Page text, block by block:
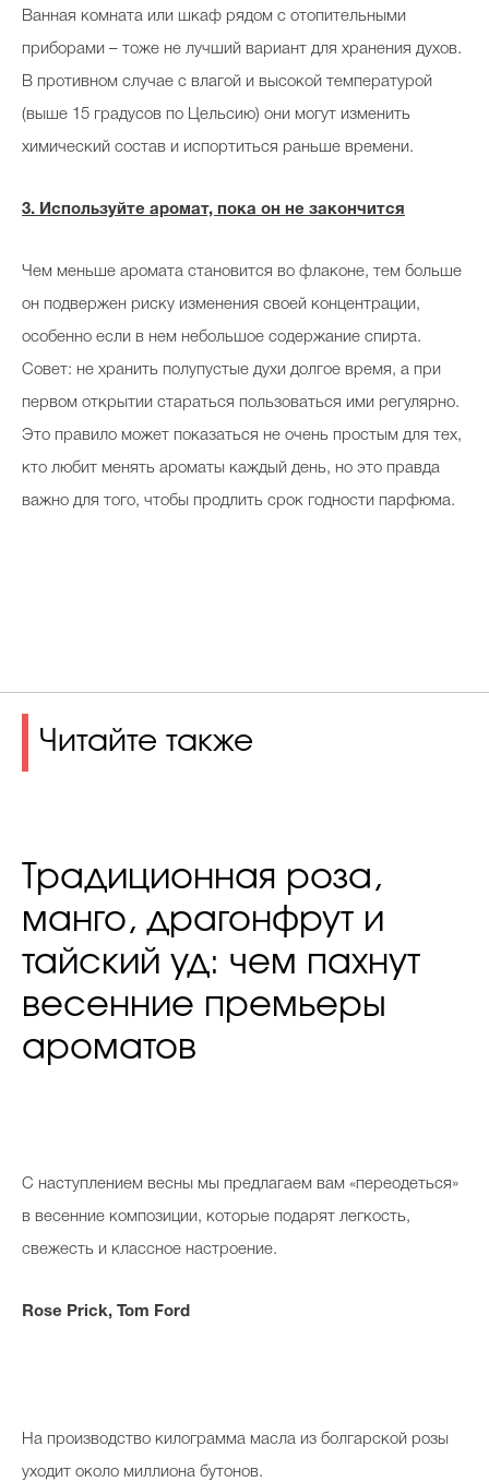
Ванная комната или шкаф рядом с отопительными
приборами – тоже не лучший вариант для хранения духов.
В противном случае с влагой и высокой температурой
(выше 15 градусов по Цельсию) они могут изменить
химический состав и испортиться раньше времени.
3. Используйте аромат, пока он не закончится
Чем меньше аромата становится во флаконе, тем больше
он подвержен риску изменения своей концентрации,
особенно если в нем небольшое содержание спирта.
Совет: не хранить полупустые духи долгое время, а при
первом открытии стараться пользоваться ими регулярно.
Это правило может показаться не очень простым для тех,
кто любит менять ароматы каждый день, но это правда
важно для того, чтобы продлить срок годности парфюма.
Читайте также
Традиционная роза,
манго, драгонфрут и
тайский уд: чем пахнут
весенние премьеры
ароматов
С наступлением весны мы предлагаем вам «переодеться»
в весенние композиции, которые подарят легкость,
свежесть и классное настроение.
Rose Prick, Tom Ford
На производство килограмма масла из болгарской розы
уходит около миллиона бутонов.